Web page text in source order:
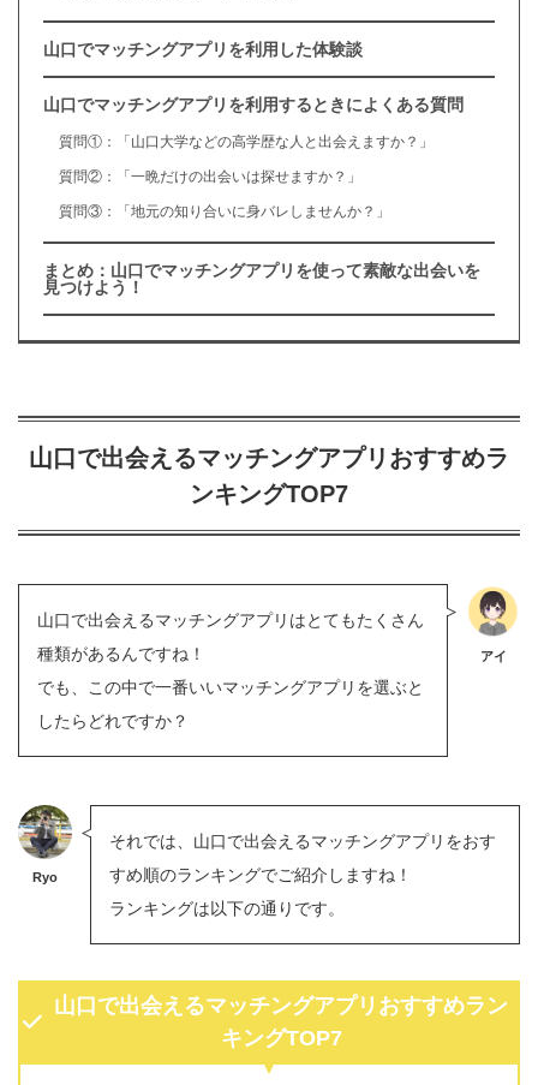
山口でマッチングアプリを利用した体験談
山口でマッチングアプリを利用するときによくある質問
質問①：「山口大学などの高学歴な人と出会えますか？」
質問②：「一晩だけの出会いは探せますか？」
質問③：「地元の知り合いに身バレしませんか？」
まとめ：山口でマッチングアプリを使って素敵な出会いを
見つけよう！
山口で出会えるマッチングアプリおすすめラ
ンキングTOP7
山口で出会えるマッチングアプリはとてもたくさん
種類があるんですね！
でも、この中で一番いいマッチングアプリを選ぶと
したらどれですか？
アイ
Ryo
それでは、山口で出会えるマッチングアプリをおす
すめ順のランキングでご紹介しますね！
ランキングは以下の通りです。
山口で出会えるマッチングアプリおすすめラン
キングTOP7